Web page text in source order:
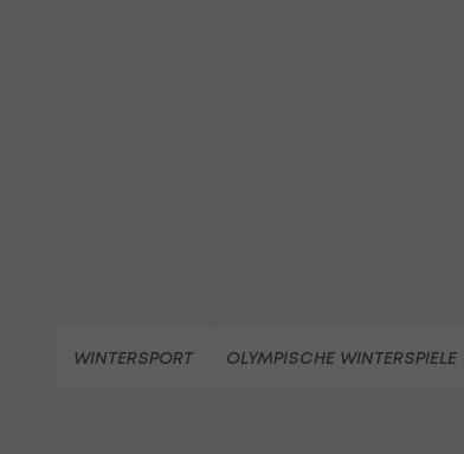
WINTERSPORT OLYMPISCHE WINTERSPIELE